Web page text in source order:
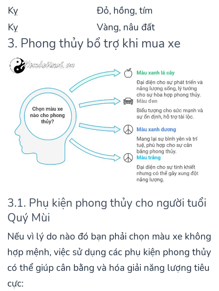
Kỵ
Đỏ, hồng, tím
Kỵ
Vàng, nâu đất
3. Phong thủy bổ trợ khi mua xe
3.1. Phụ kiện phong thủy cho người tuổi
Quý Mùi
Nếu vì lý do nào đó bạn phải chọn màu xe không
hợp mệnh, việc sử dụng các phụ kiện phong thủy
có thể giúp cân bằng và hóa giải năng lượng tiêu
cực: